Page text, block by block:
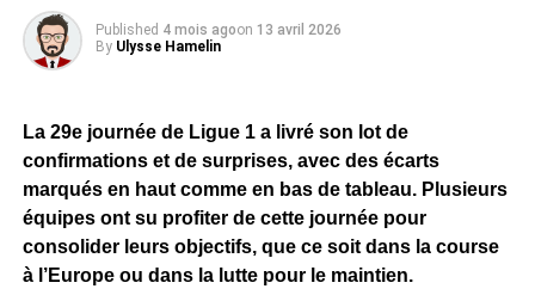
Published 4 mois agoon 13 avril 2026
By Ulysse Hamelin
La 29e journée de Ligue 1 a livré son lot de
confirmations et de surprises, avec des écarts
marqués en haut comme en bas de tableau. Plusieurs
équipes ont su profiter de cette journée pour
consolider leurs objectifs, que ce soit dans la course
à l’Europe ou dans la lutte pour le maintien.